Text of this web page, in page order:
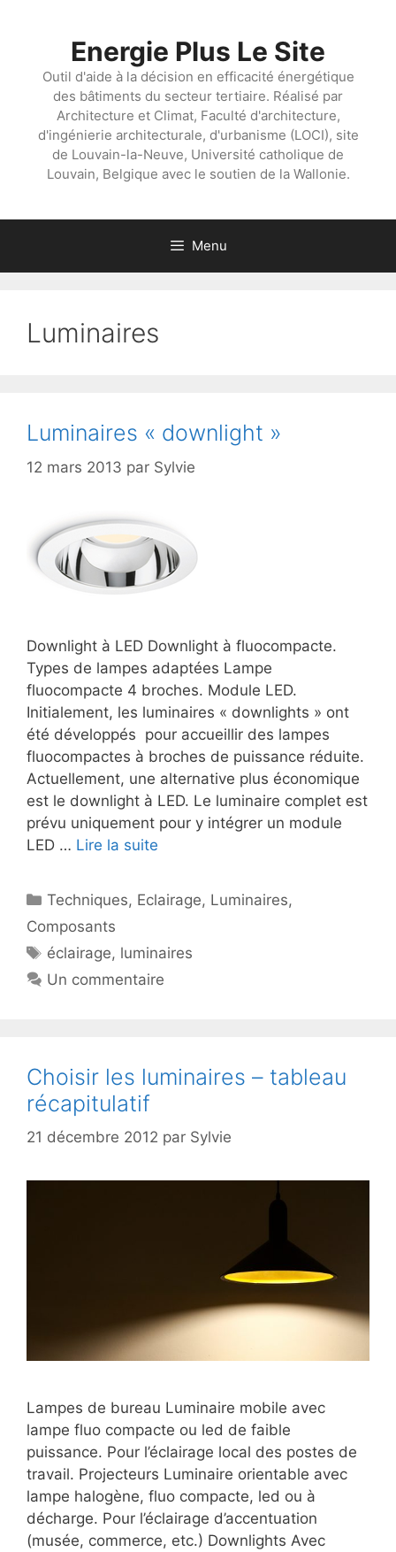
Energie Plus Le Site
Outil d'aide à la décision en efficacité énergétique
des bâtiments du secteur tertiaire. Réalisé par
Architecture et Climat, Faculté d'architecture,
d'ingénierie architecturale, d'urbanisme (LOCI), site
de Louvain-la-Neuve, Université catholique de
Louvain, Belgique avec le soutien de la Wallonie.
Menu
Luminaires
Luminaires « downlight »
12 mars 2013 par Sylvie
Downlight à LED Downlight à fluocompacte.
Types de lampes adaptées Lampe
fluocompacte 4 broches. Module LED.
Initialement, les luminaires « downlights » ont
été développés pour accueillir des lampes
fluocompactes à broches de puissance réduite.
Actuellement, une alternative plus économique
est le downlight à LED. Le luminaire complet est
prévu uniquement pour y intégrer un module
LED … Lire la suite
Catégories
Techniques, Eclairage, Luminaires,
Composants
Étiquettes
éclairage, luminaires
Un commentaire
Choisir les luminaires – tableau
récapitulatif
21 décembre 2012 par Sylvie
Lampes de bureau Luminaire mobile avec
lampe fluo compacte ou led de faible
puissance. Pour l’éclairage local des postes de
travail. Projecteurs Luminaire orientable avec
lampe halogène, fluo compacte, led ou à
décharge. Pour l’éclairage d’accentuation
(musée, commerce, etc.) Downlights Avec